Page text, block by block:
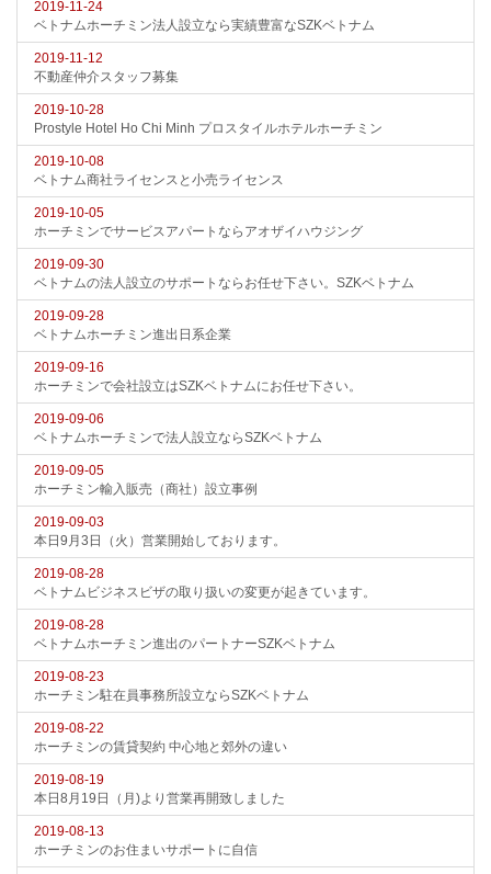
2019-11-24
ベトナムホーチミン法人設立なら実績豊富なSZKベトナム
2019-11-12
不動産仲介スタッフ募集
2019-10-28
Prostyle Hotel Ho Chi Minh プロスタイルホテルホーチミン
2019-10-08
ベトナム商社ライセンスと小売ライセンス
2019-10-05
ホーチミンでサービスアパートならアオザイハウジング
2019-09-30
ベトナムの法人設立のサポートならお任せ下さい。SZKベトナム
2019-09-28
ベトナムホーチミン進出日系企業
2019-09-16
ホーチミンで会社設立はSZKベトナムにお任せ下さい。
2019-09-06
ベトナムホーチミンで法人設立ならSZKベトナム
2019-09-05
ホーチミン輸入販売（商社）設立事例
2019-09-03
本日9月3日（火）営業開始しております。
2019-08-28
ベトナムビジネスビザの取り扱いの変更が起きています。
2019-08-28
ベトナムホーチミン進出のパートナーSZKベトナム
2019-08-23
ホーチミン駐在員事務所設立ならSZKベトナム
2019-08-22
ホーチミンの賃貸契約 中心地と郊外の違い
2019-08-19
本日8月19日（月)より営業再開致しました
2019-08-13
ホーチミンのお住まいサポートに自信